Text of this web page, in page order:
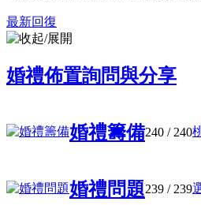
最新回復
婚禮佈置詢問與分享
婚禮籌備240 / 240
婚禮問題239 / 239